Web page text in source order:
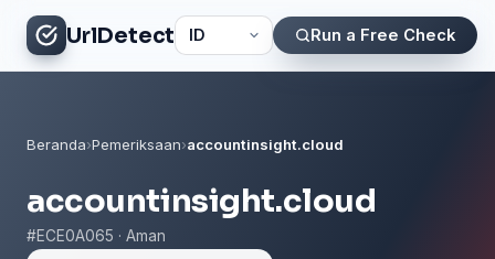
UrlDetect Run a Free Check
Beranda›Pemeriksaan›accountinsight.cloud
accountinsight.cloud
#ECE0A065 · Aman